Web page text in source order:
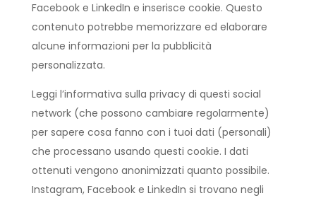
Facebook e LinkedIn e inserisce cookie. Questo
contenuto potrebbe memorizzare ed elaborare
alcune informazioni per la pubblicità
personalizzata.
Leggi l’informativa sulla privacy di questi social
network (che possono cambiare regolarmente)
per sapere cosa fanno con i tuoi dati (personali)
che processano usando questi cookie. I dati
ottenuti vengono anonimizzati quanto possibile.
Instagram, Facebook e LinkedIn si trovano negli